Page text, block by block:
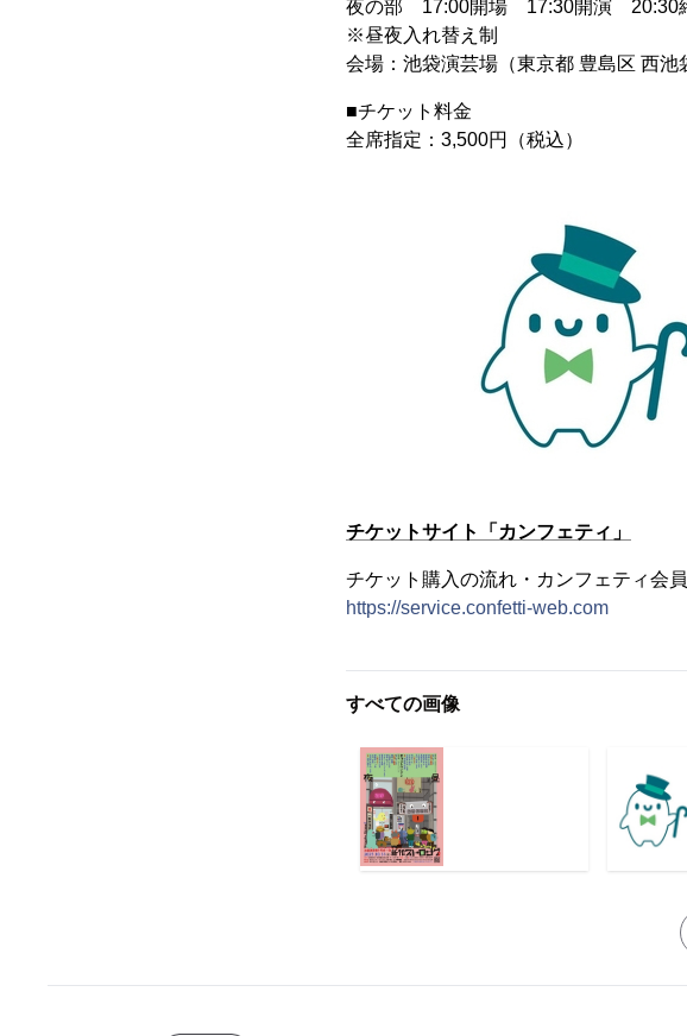
夜の部 17:00開場 17:30開演 20:30
※昼夜入れ替え制
会場：池袋演芸場（東京都 豊島区 西池
■チケット料金
全席指定：3,500円（税込）
チケットサイト「カンフェティ」
チケット購入の流れ・カンフェティ会
https://service.confetti-web.com
すべての画像